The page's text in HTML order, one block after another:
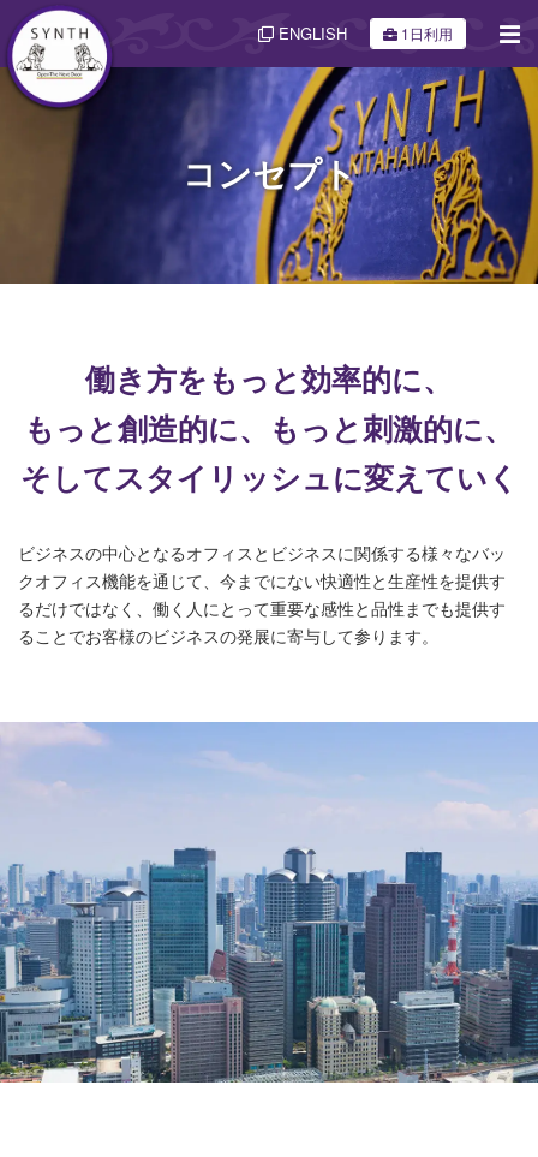
ENGLISH 1日利用
コンセプト
働き方をもっと効率的に、
もっと創造的に、もっと刺激的に、
そしてスタイリッシュに変えていく
ビジネスの中心となるオフィスとビジネスに関係する様々なバッ
クオフィス機能を通じて、 今までにない快適性と生産性を提供す
るだけではなく、 働く人にとって重要な感性と品性までも提供す
ることでお客様のビジネスの発展に寄与して参ります。